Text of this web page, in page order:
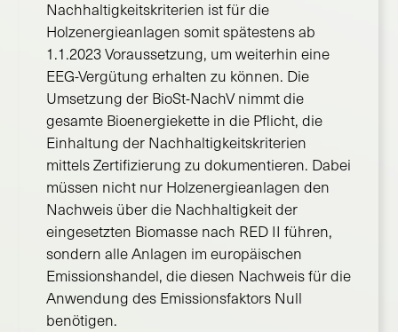
Nachhaltigkeitskriterien ist für die
Holzenergieanlagen somit spätestens ab
1.1.2023 Voraussetzung, um weiterhin eine
EEG-Vergütung erhalten zu können. Die
Umsetzung der BioSt-NachV nimmt die
gesamte Bioenergiekette in die Pflicht, die
Einhaltung der Nachhaltigkeitskriterien
mittels Zertifizierung zu dokumentieren. Dabei
müssen nicht nur Holzenergieanlagen den
Nachweis über die Nachhaltigkeit der
eingesetzten Biomasse nach RED II führen,
sondern alle Anlagen im europäischen
Emissionshandel, die diesen Nachweis für die
Anwendung des Emissionsfaktors Null
benötigen.